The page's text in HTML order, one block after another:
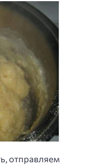
отправляем